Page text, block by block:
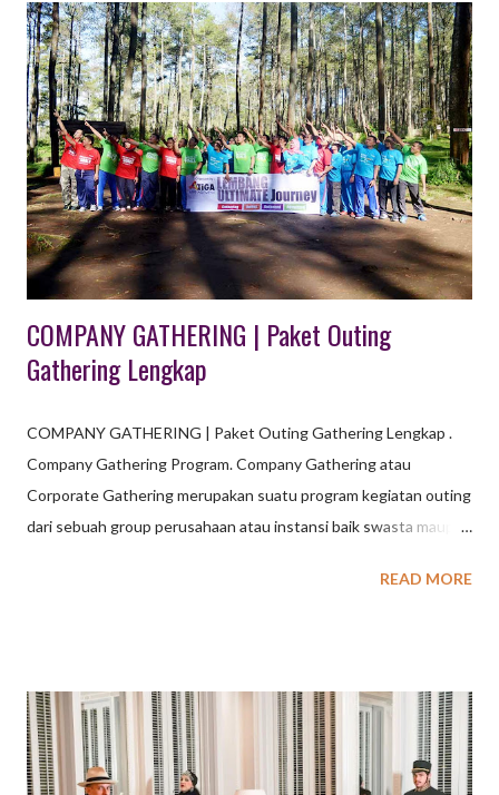
bisa dikunjungi di Kabupaten Karawang, Jawa Barat. Berikut
beberapa contoh tempat wisata di Karawang : Wisata Pantai di
Karawang : Pantai Tanjung Baru, Pantai Samudra Baru, Pantai
Pelangi, Pantai Pulau Putri. Wisata Air Terjun di Karawang :
Curug Cigentis, Curug Bandung Loji, Curug Cipanundaan.
Wisata Danau di karawang : Danau Cipule. Taman: New Marigold
Garden, Taman Hud-Hud Karawang, Kampung Turis Karawang.
Wisata Waterp...
COMPANY GATHERING | Paket Outing
Gathering Lengkap
COMPANY GATHERING | Paket Outing Gathering Lengkap .
Company Gathering Program. Company Gathering atau
Corporate Gathering merupakan suatu program kegiatan outing
dari sebuah group perusahaan atau instansi baik swasta maupun
karyawannya agar mencapai tujuan tertentu. COMPANY
karyawan. Aktivitas utamanya meliputi fun games, team building
(komunikasi/kepercayaan), offroad, paintball, raftering, archery
battle, hingga gathering santai seperti BBQ dan gala dinner.
READ MORE